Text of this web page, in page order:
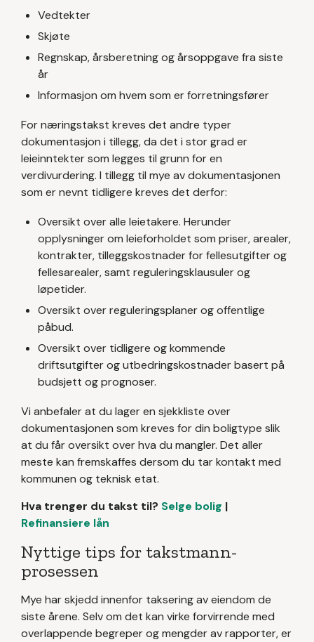
Vedtekter
Skjøte
Regnskap, årsberetning og årsoppgave fra siste
år
Informasjon om hvem som er forretningsfører
For næringstakst kreves det andre typer
dokumentasjon i tillegg, da det i stor grad er
leieinntekter som legges til grunn for en
verdivurdering. I tillegg til mye av dokumentasjonen
som er nevnt tidligere kreves det derfor:
Oversikt over alle leietakere. Herunder
opplysninger om leieforholdet som priser, arealer,
kontrakter, tilleggskostnader for fellesutgifter og
fellesarealer, samt reguleringsklausuler og
løpetider.
Oversikt over reguleringsplaner og offentlige
påbud.
Oversikt over tidligere og kommende
driftsutgifter og utbedringskostnader basert på
budsjett og prognoser.
Vi anbefaler at du lager en sjekkliste over
dokumentasjonen som kreves for din boligtype slik
at du får oversikt over hva du mangler. Det aller
meste kan fremskaffes dersom du tar kontakt med
kommunen og teknisk etat.
Hva trenger du takst til? Selge bolig |
Refinansiere lån
Nyttige tips for takstmann-
prosessen
Mye har skjedd innenfor taksering av eiendom de
siste årene. Selv om det kan virke forvirrende med
overlappende begreper og mengder av rapporter, er